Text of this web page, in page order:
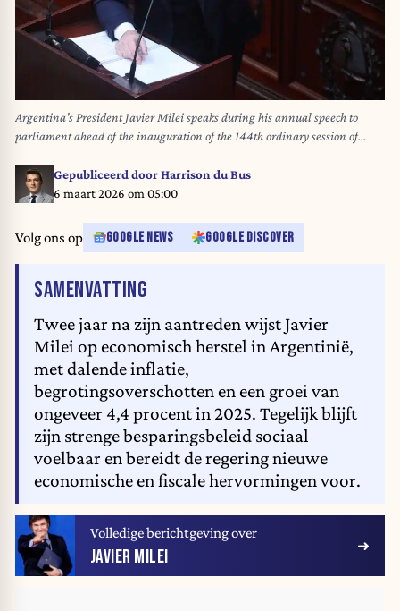
Argentina's President Javier Milei speaks during his annual speech to
parliament ahead of the inauguration of the 144th ordinary session of
Congress in Buenos Aires on March 1, 2026. ALEJANDRO PAGNI / AFP
Gepubliceerd doorHarrison du Bus
6 maart 2026 om 05:00
Volg ons op GOOGLE NEWS GOOGLE DISCOVER
SAMENVATTING
Twee jaar na zijn aantreden wijst Javier
Milei op economisch herstel in Argentinië,
met dalende inflatie,
begrotingsoverschotten en een groei van
ongeveer 4,4 procent in 2025. Tegelijk blijft
zijn strenge besparingsbeleid sociaal
voelbaar en bereidt de regering nieuwe
economische en fiscale hervormingen voor.
Volledige berichtgeving over
JAVIER MILEI